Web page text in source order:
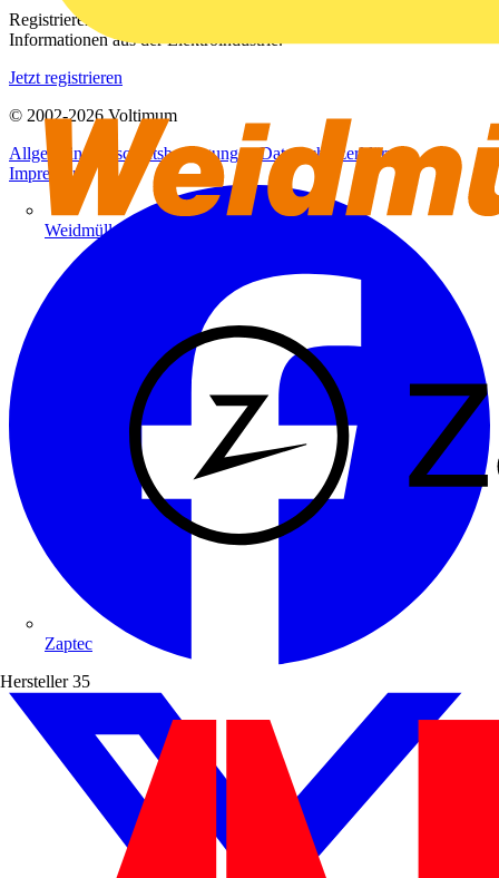
Weidmüller
Zaptec
Hersteller 35
Registrieren Sie sich kostenlos und erhalten Sie stets aktuelle
Informationen aus der Elektroindustrie.
Jetzt registrieren
© 2002-2026Voltimum
Allgemeine GeschäftsbedingungenDatenschutzerklärung
Impressum